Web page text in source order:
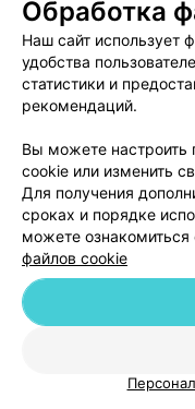
© 2026 ООО «Артокс Лаб»,
Служба
Обработка
Наш сайт использует
удобства
статистики и
рекомендаций.
Вы можете настроить
cookie или изменить
Для получения
сроках и порядке
можете ознакомиться
файлов cookie